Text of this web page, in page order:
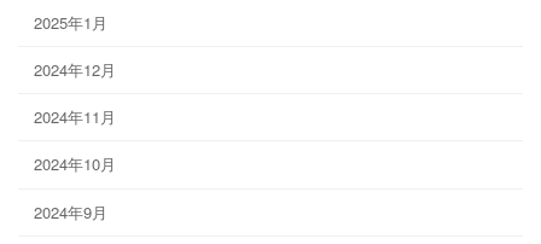
2025年1月
2024年12月
2024年11月
2024年10月
2024年9月